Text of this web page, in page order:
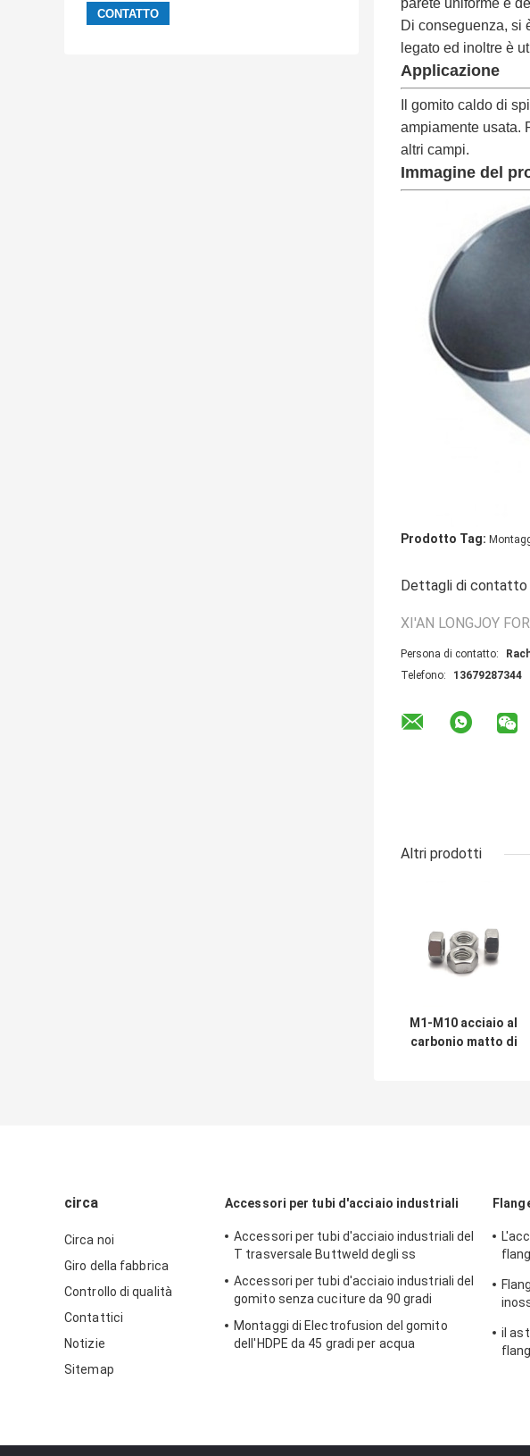
parete uniforme e
Di conseguenza, si
legato ed inoltre è
Applicazione
Il gomito caldo di
ampiamente usata.
altri campi.
Immagine del
Prodotto Tag:
Dettagli di contatto
XI'AN LONGJOY
Persona di contatto:
Telefono:
13679287344
Altri prodotti
M1-M10 acciaio al
carbonio matto di
circa
Circa noi
Giro della fabbrica
Controllo di qualità
Contattici
Notizie
Sitemap
Accessori per tubi d'acciaio industriali
Accessori per tubi d'acciaio industriali del
T trasversale Buttweld degli ss
Accessori per tubi d'acciaio industriali del
gomito senza cuciture da 90 gradi
Montaggi di Electrofusion del gomito
dell'HDPE da 45 gradi per acqua
il